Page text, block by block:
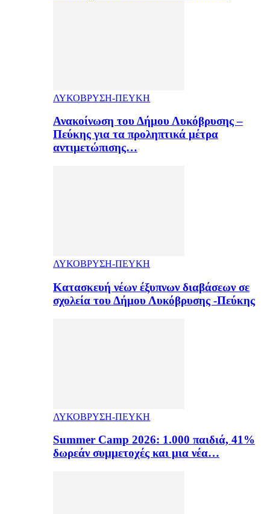
ΛΥΚΟΒΡΥΣΗ-ΠΕΥΚΗ
Ανακοίνωση του Δήμου Λυκόβρυσης –
Πεύκης για τα προληπτικά μέτρα
αντιμετώπισης…
ΛΥΚΟΒΡΥΣΗ-ΠΕΥΚΗ
Κατασκευή νέων έξυπνων διαβάσεων σε
σχολεία του Δήμου Λυκόβρυσης -Πεύκης
ΛΥΚΟΒΡΥΣΗ-ΠΕΥΚΗ
Summer Camp 2026: 1.000 παιδιά, 41%
δωρεάν συμμετοχές και μια νέα…